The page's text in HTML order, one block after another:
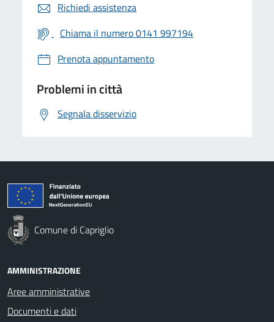
Richiedi assistenza
Chiama il numero 0141 997194
Prenota appuntamento
Problemi in città
Segnala disservizio
Comune di Capriglio
AMMINISTRAZIONE
Aree amministrative
Documenti e dati